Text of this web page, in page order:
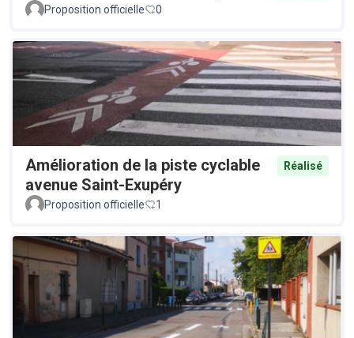
Proposition officielle
0
Amélioration de la piste cyclable
avenue Saint-Exupéry
Réalisé
Proposition officielle 1